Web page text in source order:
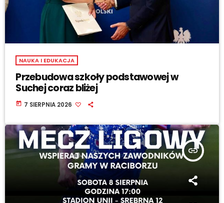
NAUKA I EDUKACJA
Przebudowa szkoły podstawowej w
Suchej coraz bliżej
today 7 SIERPNIA 2026
insert_link